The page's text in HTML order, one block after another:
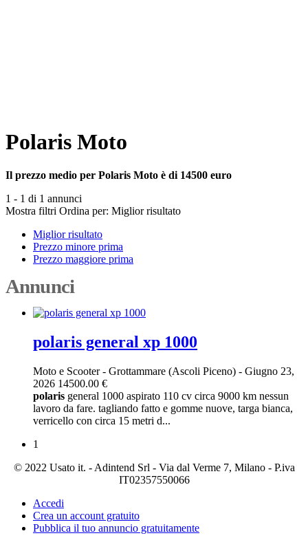
Polaris Moto
Il prezzo medio per Polaris Moto è di 14500 euro
1 - 1 di 1 annunci
Mostra filtri Ordina per: Miglior risultato
Miglior risultato
Prezzo minore prima
Prezzo maggiore prima
Annunci
polaris general xp 1000
Moto e Scooter- Grottammare (Ascoli Piceno) - Giugno 23,
2026 14500.00 €
polaris general 1000 aspirato 110 cv circa 9000 km nessun
lavoro da fare. tagliando fatto e gomme nuove, targa bianca,
verricello con circa 15 metri d...
1
© 2022 Usato it. - Adintend Srl - Via dal Verme 7, Milano - P.iva
IT02357550066
Accedi
Crea un account gratuito
Pubblica il tuo annuncio gratuitamente